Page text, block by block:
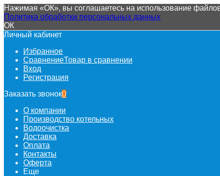
Нажимая «ОК», вы соглашаетесь на использование
Политика обработки персональных данных
ОК
Личный кабинет
Избранное
СравнениеТовар в сравнении
Вход
Регистрация
Заказать звонок0
О компании
Производство котельных
Водоочистка
Доставка
Оплата
Контакты
Оферта
Еще